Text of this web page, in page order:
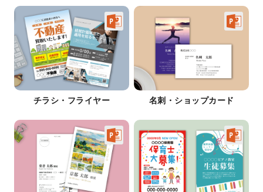
チラシ・フライヤー 名刺・ショップカード